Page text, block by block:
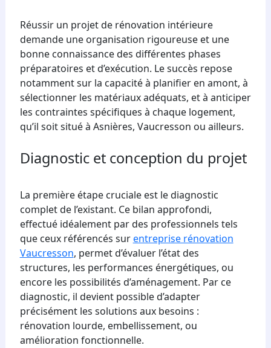
Réussir un projet de rénovation intérieure
demande une organisation rigoureuse et une
bonne connaissance des différentes phases
préparatoires et d’exécution. Le succès repose
notamment sur la capacité à planifier en amont, à
sélectionner les matériaux adéquats, et à anticiper
les contraintes spécifiques à chaque logement,
qu’il soit situé à Asnières, Vaucresson ou ailleurs.
Diagnostic et conception du projet
La première étape cruciale est le diagnostic
complet de l’existant. Ce bilan approfondi,
effectué idéalement par des professionnels tels
que ceux référencés surentreprise rénovation
Vaucresson, permet d’évaluer l’état des
structures, les performances énergétiques, ou
encore les possibilités d’aménagement. Par ce
diagnostic, il devient possible d’adapter
précisément les solutions aux besoins :
rénovation lourde, embellissement, ou
amélioration fonctionnelle.